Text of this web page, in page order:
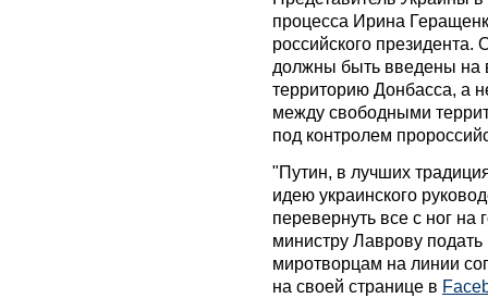
процесса Ирина
российского
должны быть введены на
территорию Донбасса, а
между свободными
под контролем
"Путин, в лучших
идею украинского
перевернуть все с ног на
министру Лаврову
миротворцам на линии
на своей странице в